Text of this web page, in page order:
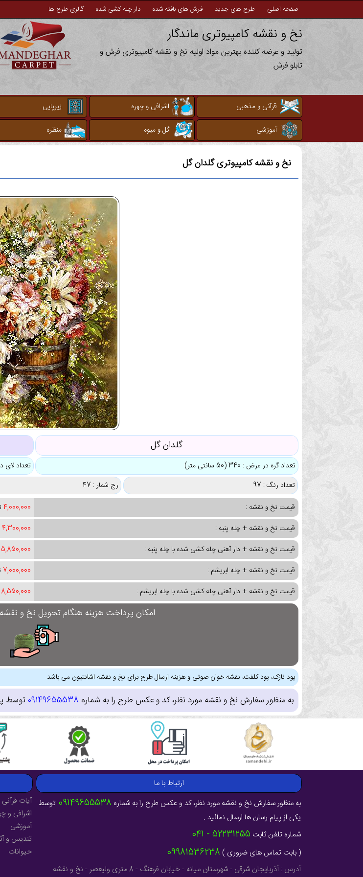
صفحه اصلی طرح های جدید فرش های بافته شده دار چله کشی شده گالری طرح ها
نخ و نقشه کامپیوتری ماندگار
تولید و عرضه کننده بهترین مواد اولیه نخ و نقشه کامپیوتری فرش و
تابلو فرش
قرآنی و مذهبی اشرافی و چهره زیرپایی
آموزشی
گل و میوه منظره
نخ و نقشه کامپیوتریگلدان گل
گلدان گل
تعداد گره در عرض : 340 (50 سانتی متر)
تعداد لای در طول :
تعداد رنگ : 97
رج شمار : 47
قیمت نخ و نقشه :
4,000,000
قیمت نخ و نقشه + چله پنبه :
4,300,000
قیمت نخ و نقشه + دار آهنی چله کشی شده با چله پنبه :
5,850,000
قیمت نخ و نقشه + چله ابریشم :
7,000,000
قیمت نخ و نقشه + دار آهنی چله کشی شده با چله ابریشم :
8,550,000
امکان پرداخت هزینه هنگام تحویل نخ و
پود نازک، پود کلفت، نقشه خوان صوتی و هزینه ارسال طرح برای نخ و نقشه اشانتیون می باشد.
به منظور سفارش نخ و نقشه مورد نظر، کد و عکس طرح را به شماره 09149655538توسط
ارتباط با ما
به منظور سفارش نخ و نقشه مورد نظر، کد و عکس طرح را به شماره 09149655538 توسط
یکی از پیام رسان ها ارسال نمائید .
شماره تلفن ثابت 52231255 - 041
( بابت تماس های ضروری ) 09981536238
آدرس : آذربایجان شرقی - شهرستان میانه - خیابان فرهنگ - 8 متری ولیعصر - نخ و نقشه
آیات
اشرافی و
آموزشی
تندیس و
حیوانات